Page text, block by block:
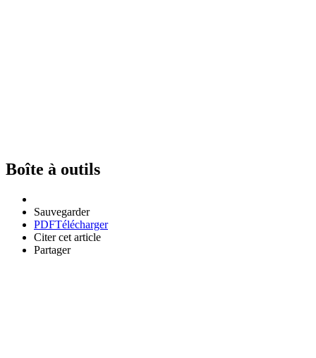
Boîte à outils
Sauvegarder
PDFTélécharger
Citer cet article
Partager